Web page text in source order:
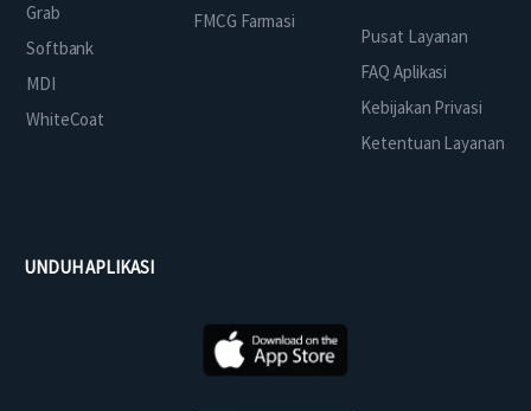
Grab
Softbank
MDI
WhiteCoat
FMCG Farmasi
Pusat Layanan
FAQ Aplikasi
Kebijakan Privasi
Ketentuan Layanan
UNDUH APLIKASI